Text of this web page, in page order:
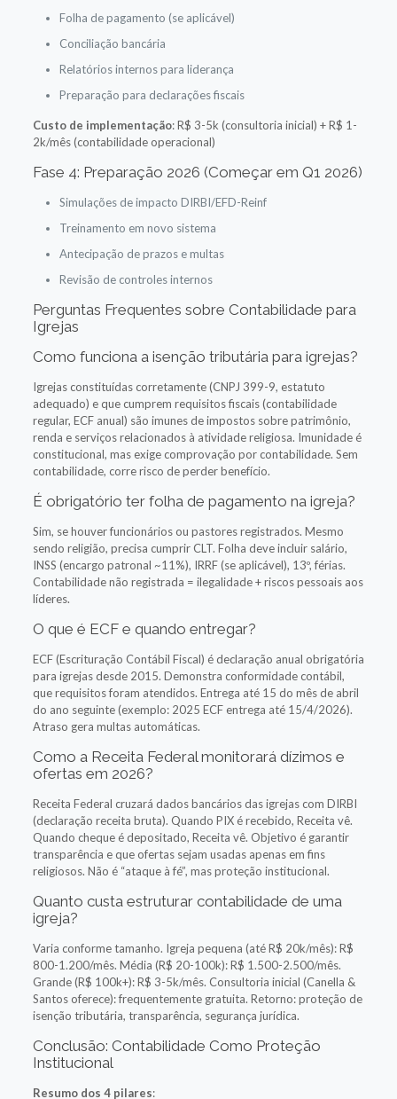
Folha de pagamento (se aplicável)
Conciliação bancária
Relatórios internos para liderança
Preparação para declarações fiscais
Custo de implementação: R$ 3-5k (consultoria inicial) + R$ 1-
2k/mês (contabilidade operacional)
Fase 4: Preparação 2026 (Começar em Q1 2026)
Simulações de impacto DIRBI/EFD-Reinf
Treinamento em novo sistema
Antecipação de prazos e multas
Revisão de controles internos
Perguntas Frequentes sobre Contabilidade para
Igrejas
Como funciona a isenção tributária para igrejas?
Igrejas constituídas corretamente (CNPJ 399-9, estatuto
adequado) e que cumprem requisitos fiscais (contabilidade
regular, ECF anual) são imunes de impostos sobre patrimônio,
renda e serviços relacionados à atividade religiosa. Imunidade é
constitucional, mas exige comprovação por contabilidade. Sem
contabilidade, corre risco de perder benefício.
É obrigatório ter folha de pagamento na igreja?
Sim, se houver funcionários ou pastores registrados. Mesmo
sendo religião, precisa cumprir CLT. Folha deve incluir salário,
INSS (encargo patronal ~11%), IRRF (se aplicável), 13º, férias.
Contabilidade não registrada = ilegalidade + riscos pessoais aos
líderes.
O que é ECF e quando entregar?
ECF (Escrituração Contábil Fiscal) é declaração anual obrigatória
para igrejas desde 2015. Demonstra conformidade contábil,
que requisitos foram atendidos. Entrega até 15 do mês de abril
do ano seguinte (exemplo: 2025 ECF entrega até 15/4/2026).
Atraso gera multas automáticas.
Como a Receita Federal monitorará dízimos e
ofertas em 2026?
Receita Federal cruzará dados bancários das igrejas com DIRBI
(declaração receita bruta). Quando PIX é recebido, Receita vê.
Quando cheque é depositado, Receita vê. Objetivo é garantir
transparência e que ofertas sejam usadas apenas em fins
religiosos. Não é “ataque à fé”, mas proteção institucional.
Quanto custa estruturar contabilidade de uma
igreja?
Varia conforme tamanho. Igreja pequena (até R$ 20k/mês): R$
800-1.200/mês. Média (R$ 20-100k): R$ 1.500-2.500/mês.
Grande (R$ 100k+): R$ 3-5k/mês. Consultoria inicial (Canella &
Santos oferece): frequentemente gratuita. Retorno: proteção de
isenção tributária, transparência, segurança jurídica.
Conclusão: Contabilidade Como Proteção
Institucional
Resumo dos 4 pilares: